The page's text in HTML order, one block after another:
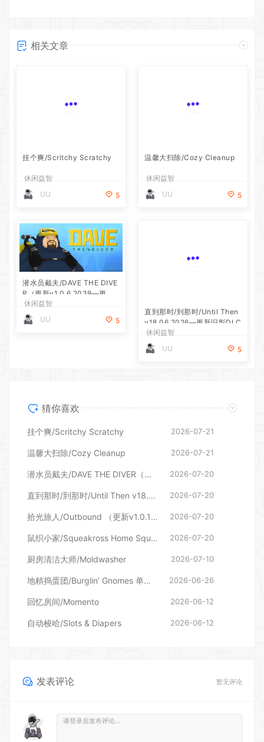
相关文章
挂个爽/Scritchy Scratchy
休闲益智
UU
5
温馨大扫除/Cozy Cleanup
休闲益智
UU
5
潜水员戴夫/DAVE THE DIVE
R（更新v1.0.6.2039—更新D
LC）
休闲益智
UU
5
直到那时/到那时/Until Then
v18.06.2026—更新旧影DLC
休闲益智
UU
5
猜你喜欢
挂个爽/Scritchy Scratchy 2026-07-21
温馨大扫除/Cozy Cleanup 2026-07-21
潜水员戴夫/DAVE THE DIVER（更新v1.0.6.2039—更新DLC） 2026-07-20
直到那时/到那时/Until Then v18.06.2026—更新旧影DLC 2026-07-20
拾光旅人/Outbound （更新v1.0.16 单机/网络联机） 2026-07-20
鼠织小家/Squeakross Home Squeak Home （更新v1.8b） 2026-07-20
厨房清洁大师/Moldwasher 2026-07-10
地精捣蛋团/Burglin’ Gnomes 单机/网络联机 2026-06-26
回忆房间/Momento 2026-06-12
自动梭哈/Slots & Diapers 2026-06-12
发表评论 暂无评论